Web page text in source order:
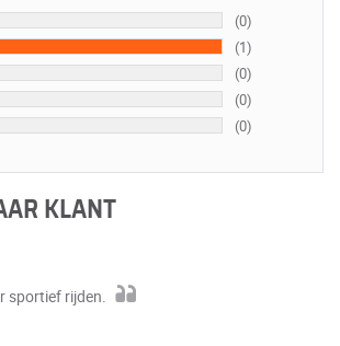
(0)
(1)
(0)
(0)
(0)
KLANT
sportief rijden.